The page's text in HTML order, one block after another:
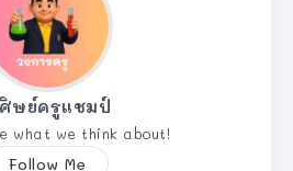
ศิษย์ครูแชมป์
what we think about!
Follow Me